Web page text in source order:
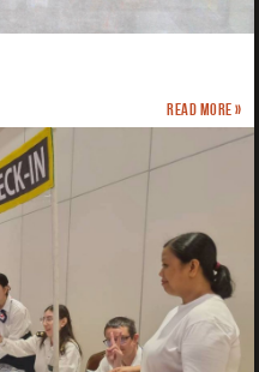
Read more »